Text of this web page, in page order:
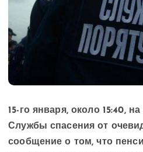
15-го января, около 15:40,
Службы спасения от
сообщение о том, что